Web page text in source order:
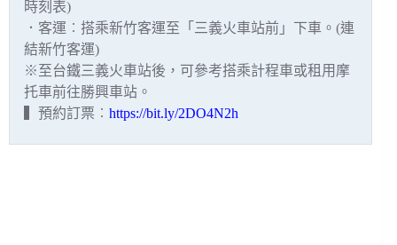
時刻表)
．客運︰搭乘新竹客運至「三義火車站前」下車。(連
結新竹客運)
※至台鐵三義火車站後，可參考搭乘計程車或租用摩
托車前往勝興車站。
▍預約訂票︰ https://bit.ly/2DO4N2h